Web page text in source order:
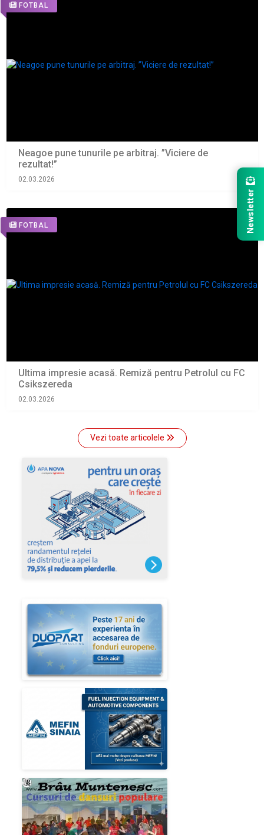
FOTBAL
Neagoe pune tunurile pe arbitraj. ”Viciere de
rezultat!”
02.03.2026
FOTBAL
Ultima impresie acasă. Remiză pentru Petrolul cu FC
Csikszereda
02.03.2026
Vezi toate articolele
Newsletter